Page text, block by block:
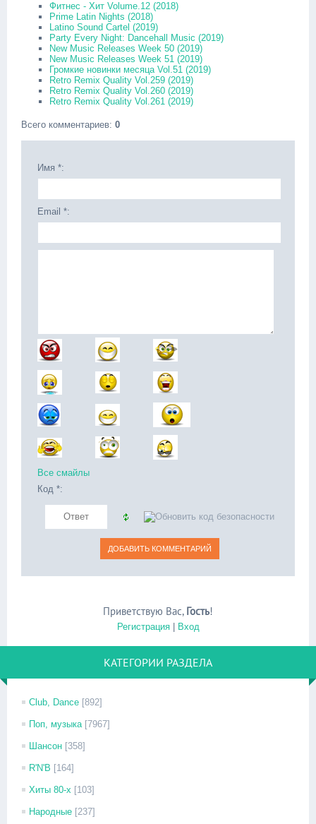
Фитнес - Хит Volume.12 (2018)
Prime Latin Nights (2018)
Latino Sound Cartel (2019)
Party Every Night: Dancehall Music (2019)
New Music Releases Week 50 (2019)
New Music Releases Week 51 (2019)
Громкие новинки месяца Vol.51 (2019)
Retro Remix Quality Vol.259 (2019)
Retro Remix Quality Vol.260 (2019)
Retro Remix Quality Vol.261 (2019)
Всего комментариев: 0
Имя *:
Email *:
Все смайлы
Код *:
Приветствую Вас, Гость!
Регистрация| Вход
КАТЕГОРИИ РАЗДЕЛА
Club, Dance [892]
Поп, музыка [7967]
Шансон [358]
R'N'B [164]
Хиты 80-х [103]
Народные [237]